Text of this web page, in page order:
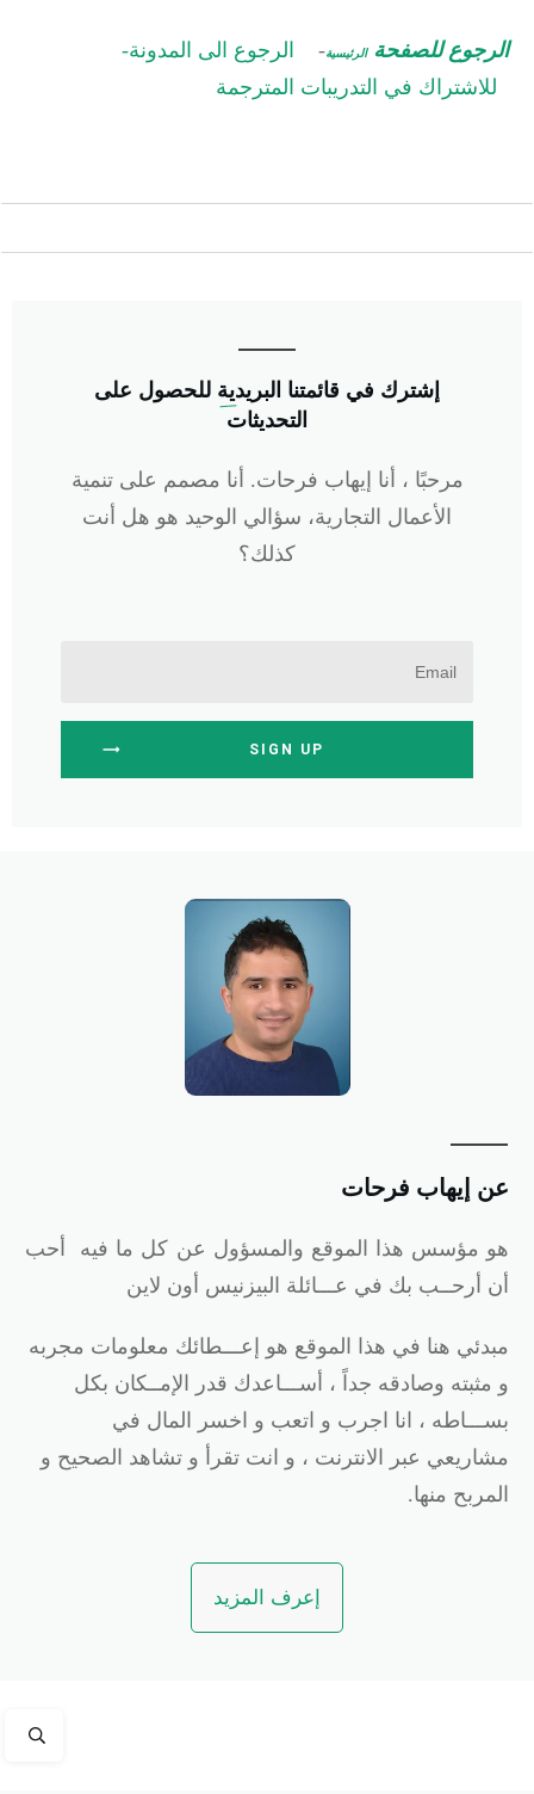
للصفحةالرئيسية-الرجوع الى المدونة-
للاشتراك في التدريبات المترجمة
إشترك في قائمتنا البريديةللحصول على
التحديثات
مرحبًا ، أنا إيهاب فرحات. أنا مصمم على تنمية
الأعمال التجارية، سؤالي الوحيد هو هل أنت
كذلك؟
SIGN UP
إيهاب فرحات
مؤسس هذا الموقع والمسؤول عن كل ما فيه أحب
أرحــب بك في عـــائلة البيزنيس أون لاين
هنا في هذا الموقع هو إعـــطائك معلومات مجربه
مثبته وصادقه جداً ، أســـاعدك قدر الإمــكان بكل
، انا اجرب و اتعب و اخسر المال في
عبر الانترنت ، و انت تقرأ و تشاهد الصحيح و
منها.
إعرف المزيد